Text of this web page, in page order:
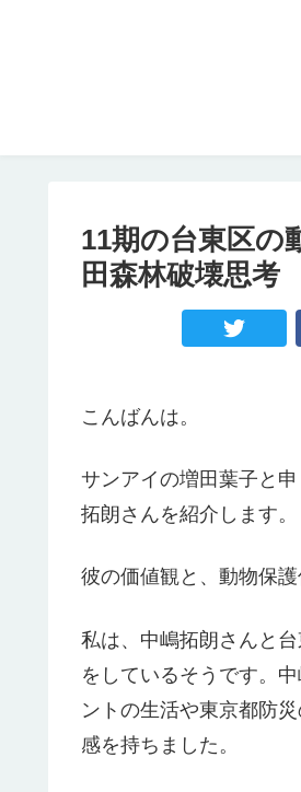
11期の台東区の
田森林破壊思考
こんばんは。
サンアイの増田葉子と
拓朗さんを紹介します。
彼の価値観と、動物保
私は、中嶋拓朗さんと
をしているそうです。
ントの生活や東京都防
感を持ちました。